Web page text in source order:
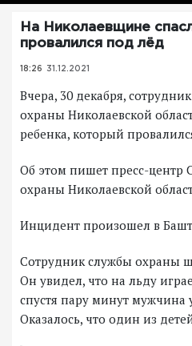
На Николаевщине
провалился под лёд
18:26 31.12.2021
Вчера, 30 декабря,
охраны Николаевской
ребенка, который
Об этом пишет пресс-центр
охраны Николаевской
Инцидент произошел в
Сотрудник службы охраны
Он увидел, что на льду
спустя пару минут мужчина
Оказалось, что один из